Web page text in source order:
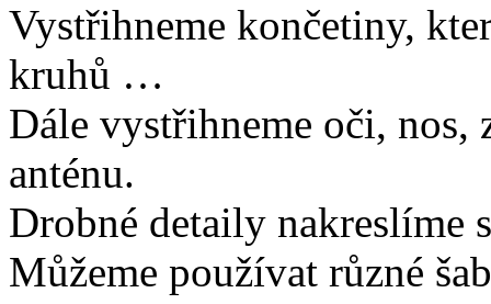
Vystřihneme končetiny,
kruhů …
Dále vystřihneme oči,
anténu.
Drobné detaily nakreslíme
Můžeme používat různé